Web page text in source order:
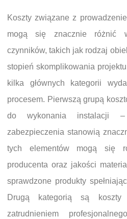
Koszty związane z
mogą się znacznie różnić
czynników, takich jak rodzaj
stopień skomplikowania
kilka głównych kategorii
procesem. Pierwszą grupą
do wykonania instalacji
zabezpieczenia stanowią
tych elementów mogą się
producenta oraz jakości
sprawdzone produkty
Drugą kategorią są
zatrudnieniem